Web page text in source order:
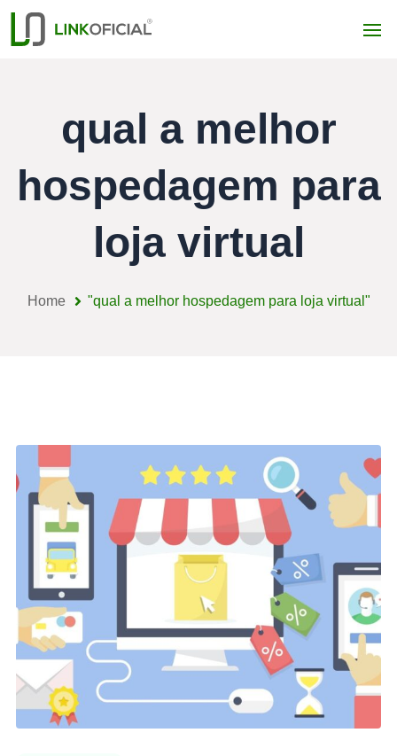
qual a melhor
hospedagem para
loja virtual
Home "qual a melhor hospedagem para loja virtual"